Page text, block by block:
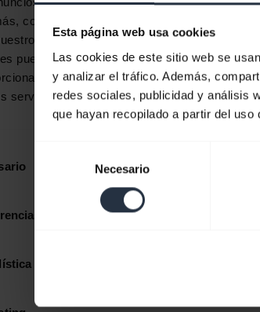
Esta página web usa cookies
Las cookies de este sitio web se
y analizar el tráfico. Además,
redes sociales, publicidad y análisis
que hayan recopilado a partir del
consentimiento
Necesario